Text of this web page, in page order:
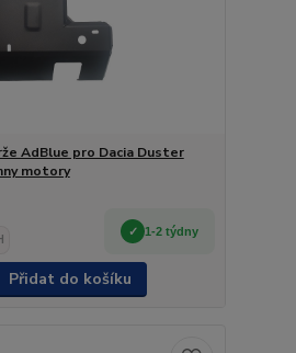
AdBlue pro Dacia Duster
motory
1-2 týdny
Přidat do košíku